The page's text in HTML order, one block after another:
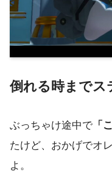
倒れる時までス
ぶっちゃけ途中で 「
たけど、おかげでオ
よ。